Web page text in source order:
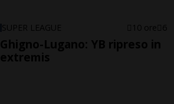
SUPER LEAGUE 10 ore 6
Ghigno-Lugano: YB ripreso in
extremis